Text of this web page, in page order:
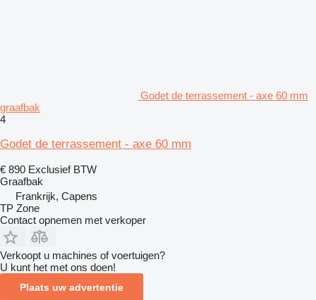
Godet de terrassement - axe 60 mm
graafbak
4
Godet de terrassement - axe 60 mm
€ 890 Exclusief BTW
Graafbak
Frankrijk, Capens
TP Zone
Contact opnemen met verkoper
Verkoopt u machines of voertuigen?
U kunt het met ons doen!
Plaats uw advertentie